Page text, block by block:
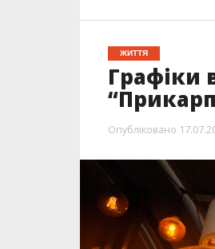
ЖИТТЯ
Графіки
Опубліковано